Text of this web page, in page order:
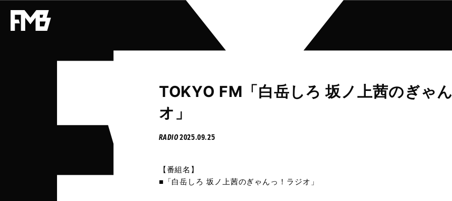
TOKYO FM「白岳しろ 坂ノ上茜のぎゃ
オ」
RADIO2025.09.25
【番組名】
■「白岳しろ 坂ノ上茜のぎゃんっ！ラジオ」